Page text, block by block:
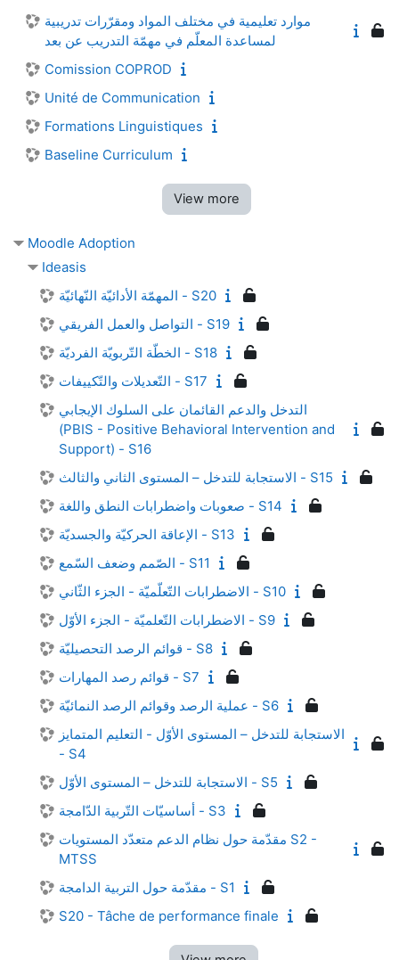
موارد تعليمية في مختلف المواد ومقرّرات تدريبية
لمساعدة المعلّم في مهمّة التدريب عن بعد
Comission COPROD
Unité de Communication
Formations Linguistiques
Baseline Curriculum
View more
Moodle Adoption
Ideasis
المهمّة الأدائيّة النّهائيّة - S20
التواصل والعمل الفريقي - S19
الخطّة التّربويّة الفرديّة - S18
التّعديلات والتّكييفات - S17
التدخل والدعم القائمان على السلوك الإيجابي
(PBIS - Positive Behavioral Intervention and
Support) - S16
الاستجابة للتدخل – المستوى الثاني والثالث - S15
صعوبات واضطرابات النطق واللغة - S14
الإعاقة الحركيّة والجسديّة - S13
الصّمم وضعف السّمع - S11
الاضطرابات التّعلّميّة - الجزء الثّاني - S10
الاضطرابات التّعلميّة - الجزء الأوّل - S9
قوائم الرصد التحصيليّة - S8
قوائم رصد المهارات - S7
عملية الرصد وقوائم الرصد النمائيّة - S6
الاستجابة للتدخل – المستوى الأوّل - التعليم المتمايز
- S4
الاستجابة للتدخل – المستوى الأوّل - S5
أساسيّات التّربية الدّامجة - S3
مقدّمة حول نظام الدعم متعدّد المستويات S2 -
MTSS
مقدّمة حول التربية الدامجة - S1
S20 - Tâche de performance finale